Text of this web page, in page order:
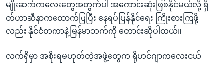
မျိုးဆက်ကလေးတွေအတွက်ပါ အကောင်းဆုံးဖြစ်နိုင်မယ်လို့ ရှိ
တ်ဟာဆီနာကထောက်ပြပြီး နေရပ်ပြန်နိုင်ရေး ကြိုးစားကြဖို့
လည်း နိုင်ငံတကာနဲ့မြန်မာဘက်ကို တောင်းဆိုပါတယ်။
လက်ရှိမှာ အစိုးရမဟုတ်တဲ့အဖွဲ့တွေက ရိုဟင်ဂျာကလေးငယ်